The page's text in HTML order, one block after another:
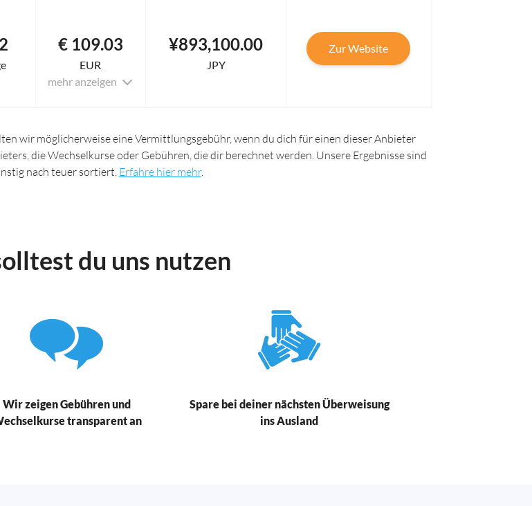
€ 109.03
EUR
mehr anzeigen
¥893,100.00
JPY
Zur Website
wir möglicherweise eine Vermittlungsgebühr, wenn du dich für einen dieser Anbieter
die Wechselkurse oder Gebühren, die dir berechnet werden. Unsere Ergebnisse sind
nach teuer sortiert. Erfahre hier mehr.
du uns nutzen
Wir zeigen Gebühren und
transparent an
Spare bei deiner nächsten Überweisung
ins Ausland